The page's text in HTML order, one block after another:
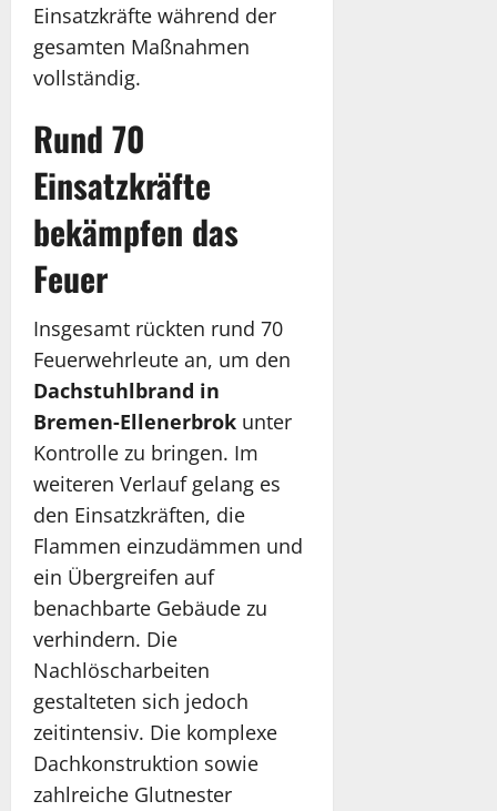
Einsatzkräfte während der
gesamten Maßnahmen
vollständig.
Rund 70
Einsatzkräfte
bekämpfen das
Feuer
Insgesamt rückten rund 70
Feuerwehrleute an, um den
Dachstuhlbrand in
Bremen-Ellenerbrok unter
Kontrolle zu bringen. Im
weiteren Verlauf gelang es
den Einsatzkräften, die
Flammen einzudämmen und
ein Übergreifen auf
benachbarte Gebäude zu
verhindern. Die
Nachlöscharbeiten
gestalteten sich jedoch
zeitintensiv. Die komplexe
Dachkonstruktion sowie
zahlreiche Glutnester